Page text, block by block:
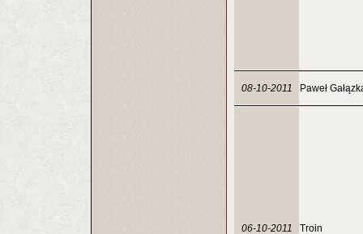
08-10-2011 Paweł
06-10-2011 Troin